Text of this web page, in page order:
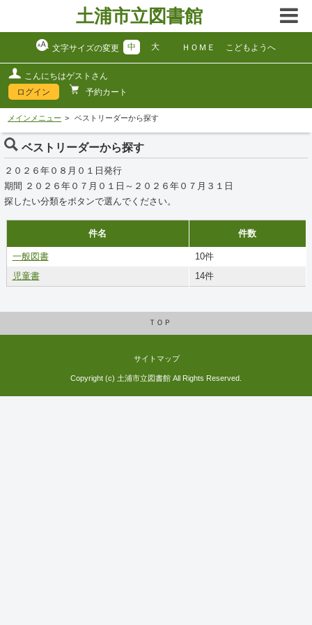
土浦市立図書館
文字サイズの変更 中 大 ＨＯＭＥ こどもようへ
こんにちはゲストさん
ログイン
予約カート
メインメニュー ベストリーダーから探す
ベストリーダーから探す
２０２６年０８月０１日発行
期間 ２０２６年０７月０１日～２０２６年０７月３１日
探したい分類をボタンで選んでください。
件名 件数
一般図書
10件
児童書
14件
ＴＯＰ
サイトマップ
Copyright (c) 土浦市立図書館 All Rights Reserved.